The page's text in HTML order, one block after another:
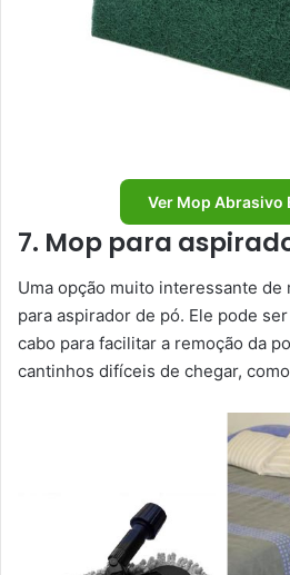
Ver Mop Abrasivo
7. Mop para
Uma opção muito interessante de
para aspirador de pó. Ele pode
cabo para facilitar a remoção da
cantinhos difíceis de chegar,